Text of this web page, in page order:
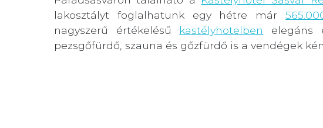
lakosztályt foglalhatunk egy hétre már
nagyszerű értékelésű kastélyhotelben
elegáns
pezsgőfürdő, szauna és gőzfürdő is a vendégek